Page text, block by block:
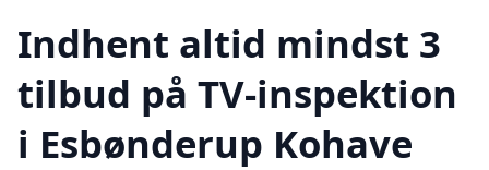
Indhent altid mindst 3
tilbud på TV-inspektion
i Esbønderup Kohave